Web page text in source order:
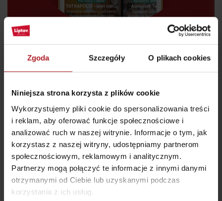
Zgoda Szczegóły O plikach cookies
Niniejsza strona korzysta z plików cookie
Wykorzystujemy pliki cookie do spersonalizowania treści
i reklam, aby oferować funkcje społecznościowe i
analizować ruch w naszej witrynie. Informacje o tym, jak
korzystasz z naszej witryny, udostępniamy partnerom
społecznościowym, reklamowym i analitycznym.
Partnerzy mogą połączyć te informacje z innymi danymi
otrzymanymi od Ciebie lub uzyskanymi podczas
korzystania z ich usług.
Gdzie jeść i pić w pobliżu: